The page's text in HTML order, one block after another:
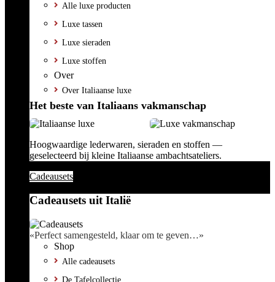
Alle luxe producten
Luxe tassen
Luxe sieraden
Luxe stoffen
Over
Over Italiaanse luxe
Het beste van Italiaans vakmanschap
Hoogwaardige lederwaren, sieraden en stoffen —
geselecteerd bij kleine Italiaanse ambachtsateliers.
Cadeausets
Cadeausets uit Italië
«Perfect samengesteld, klaar om te geven…»
Shop
Alle cadeausets
De Tafelcollectie